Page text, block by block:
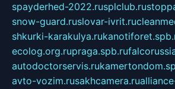
spayderhed-2022.rusplclub.ru
snow-guard.ruslovar-ivrit.ru
shkurki-karakulya.ru
ecolog.org.rupraga.spb.ru
autodoctorservis.ru
avto-vozim.rusakhcamera.ru